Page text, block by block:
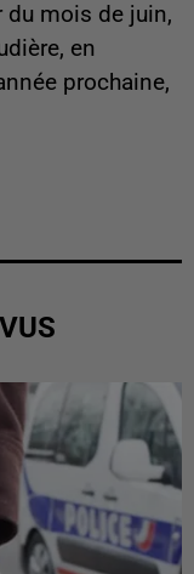
du mois de juin,
en
prochaine,